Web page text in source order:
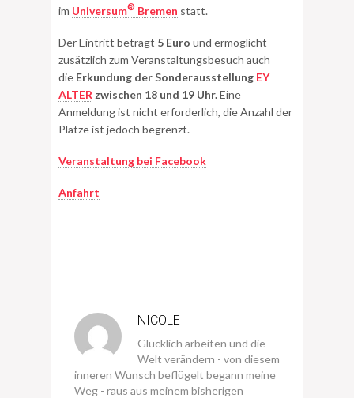
im Universum® Bremen statt.
Der Eintritt beträgt 5 Euro und ermöglicht
zusätzlich zum Veranstaltungsbesuch auch
die Erkundung der Sonderausstellung EY
ALTER zwischen 18 und 19 Uhr.Eine
Anmeldung ist nicht erforderlich, die Anzahl der
Plätze ist jedoch begrenzt.
Veranstaltung bei Facebook
Anfahrt
NICOLE
Glücklich arbeiten und die
Welt verändern - von diesem
inneren Wunsch beflügelt begann meine
Weg - raus aus meinem bisherigen